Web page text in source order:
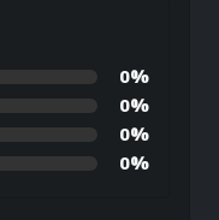
0%
0%
0%
0%